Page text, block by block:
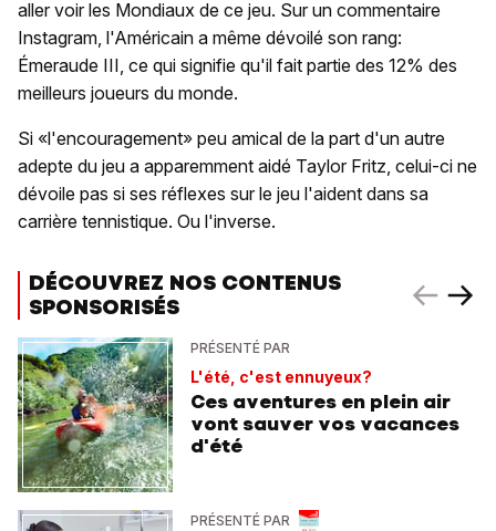
aller voir les Mondiaux de ce jeu. Sur un commentaire
Instagram, l'Américain a même dévoilé son rang:
Émeraude III, ce qui signifie qu'il fait partie des 12% des
meilleurs joueurs du monde.
Si «l'encouragement» peu amical de la part d'un autre
adepte du jeu a apparemment aidé Taylor Fritz, celui-ci ne
dévoile pas si ses réflexes sur le jeu l'aident dans sa
carrière tennistique. Ou l'inverse.
DÉCOUVREZ NOS CONTENUS
SPONSORISÉS
PRÉSENTÉ PAR
L'été, c'est ennuyeux?
Ces aventures en plein air
vont sauver vos vacances
d'été
PRÉSENTÉ PAR